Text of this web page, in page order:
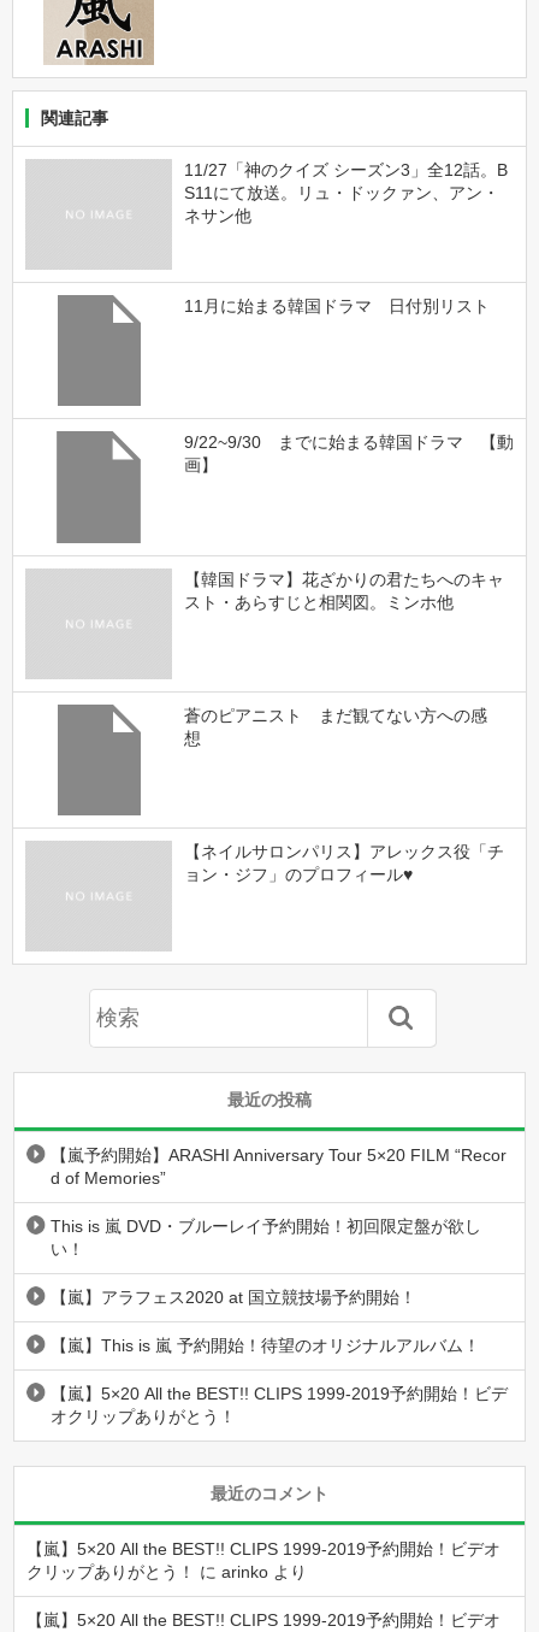
関連記事
11/27「神のクイズ シーズン3」全12話。B
S11にて放送。リュ・ドックァン、アン・
ネサン他
11月に始まる韓国ドラマ 日付別リスト
9/22~9/30 までに始まる韓国ドラマ 【動
画】
【韓国ドラマ】花ざかりの君たちへのキャ
スト・あらすじと相関図。ミンホ他
蒼のピアニスト まだ観てない方への感
想
【ネイルサロンパリス】アレックス役「チ
ョン・ジフ」のプロフィール♥
最近の投稿
【嵐予約開始】ARASHI Anniversary Tour 5×20 FILM “Recor
d of Memories”
This is 嵐 DVD・ブルーレイ予約開始！初回限定盤が欲し
い！
【嵐】アラフェス2020 at 国立競技場予約開始！
【嵐】This is 嵐 予約開始！待望のオリジナルアルバム！
【嵐】5×20 All the BEST!! CLIPS 1999-2019予約開始！ビデ
オクリップありがとう！
最近のコメント
【嵐】5×20 All the BEST!! CLIPS 1999-2019予約開始！ビデオ
クリップありがとう！
にarinko より
【嵐】5×20 All the BEST!! CLIPS 1999-2019予約開始！ビデオ